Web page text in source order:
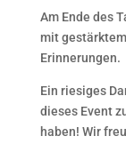
Am Ende des
mit
Erinnerungen.
Ein riesiges
dieses Event
haben! Wir